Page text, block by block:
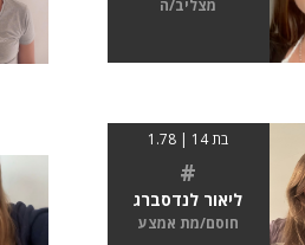
מצליב/ה
בת 14 | 1.78
#
ליאור לנדסברג
חוסם/מת אמצע